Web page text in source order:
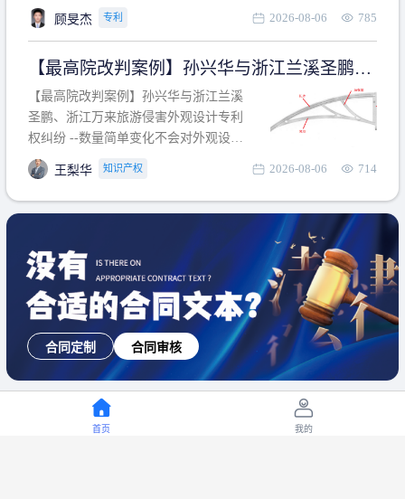
态参考图中的外观设计与被告涉案商品
的视觉效果存在显著区别。故就使用状
保护范围确定进行了研究，将办案体会
与研究过程记录如下： 简要结论： 笔者
提出使用状态参考图应以
顾旻杰 专利 2026-08-06 785
【最高院改判案例】孙兴华与浙江兰溪圣鹏、
浙江万来旅游侵害外观设计专利权纠纷
【最高院改判案例】孙兴华与浙江兰溪
圣鹏、浙江万来旅游侵害外观设计专利
权纠纷 --数量简单变化不会对外观设计
产生视觉影响，及现有设计抗辩与专利
无效再审改判可以执行回转 【承办律
师】 王梨华 浙江杭知桥律师事务所 【案
民再2
王梨华 知识产权 2026-08-06 714
合同定制 合同审核
首页 我的